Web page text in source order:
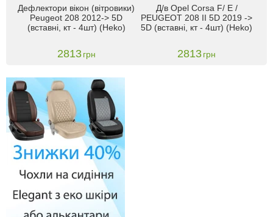
Дефлектори вікон (вітровики)
Peugeot 208 2012-> 5D
(вставні, кт - 4шт) (Heko)
2813 грн
Д/в Opel Corsa F/ Е /
PEUGEOT 208 II 5D 2019 ->
5D (вставні, кт - 4шт) (Heko)
2813грн